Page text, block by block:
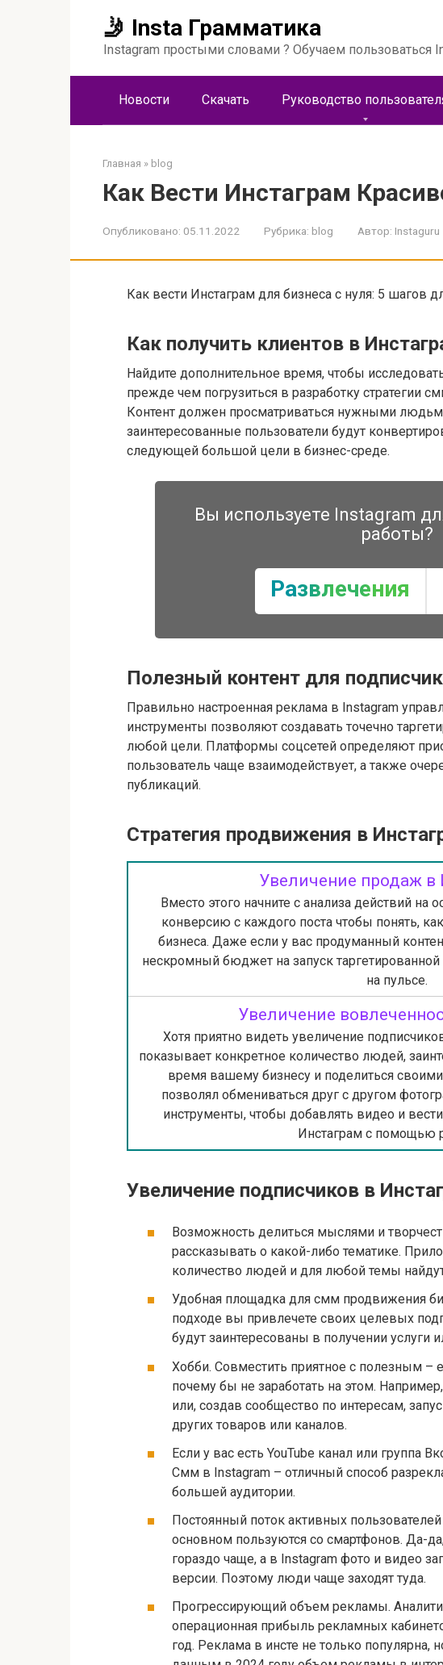
🤳 Insta Грамматика
Instagram простыми словами ? Обучаем пользоваться
Новости Скачать Руководство
Главная » blog
Как Вести Инстаграм
Опубликовано: 05.11.2022 Рубрика: blog Автор: Instaguru
Как вести Инстаграм для бизнеса с нуля: 5 шагов
Как получить клиентов в
Найдите дополнительное время, чтобы
прежде чем погрузиться в разработку стратегии
Контент должен просматриваться нужными
заинтересованные пользователи будут
следующей большой цели в бизнес-среде.
Вы используете Instagram
работы?
Развлечения
Полезный контент для
Правильно настроенная реклама в Instagram
инструменты позволяют создавать точечно
любой цели. Платформы соцсетей определяют
пользователь чаще взаимодействует, а также
публикаций.
Стратегия продвижения в
Увеличение продаж в
Вместо этого начните с анализа действий на
конверсию с каждого поста чтобы понять,
бизнеса. Даже если у вас продуманный
нескромный бюджет на запуск
на пульсе.
Увеличение
Хотя приятно видеть увеличение
показывает конкретное количество людей,
время вашему бизнесу и поделиться
позволял обмениваться друг с другом
инструменты, чтобы добавлять видео и
Инстаграм с помощью
Увеличение подписчиков в
Возможность делиться мыслями и
рассказывать о какой-либо тематике.
количество людей и для любой темы
Удобная площадка для смм продвижения
подходе вы привлечете своих целевых
будут заинтересованы в получении услуги
Хобби. Совместить приятное с полезным –
почему бы не заработать на этом.
или, создав сообщество по интересам,
других товаров или каналов.
Если у вас есть YouTube канал или группа
Смм в Instagram – отличный способ
большей аудитории.
Постоянный поток активных
основном пользуются со смартфонов. Да-
гораздо чаще, а в Instagram фото и видео
версии. Поэтому люди чаще заходят туда.
Прогрессирующий объем рекламы.
операционная прибыль рекламных
год. Реклама в инсте не только